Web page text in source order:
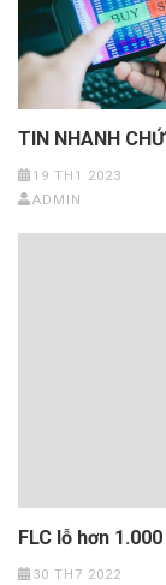
TIN NHANH
19 TH1 2023
ADMIN
FLC lỗ hơn
30 TH7 2022